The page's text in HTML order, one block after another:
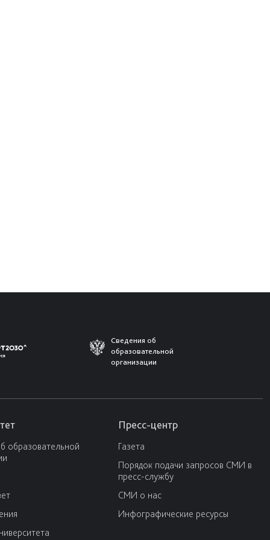
Сведения об
образовательной
организации
образовательной
Пресс-центр
Газета
Порядок подачи запросов СМИ в
пресс-службу
СМИ о нас
Инфографические ресурсы